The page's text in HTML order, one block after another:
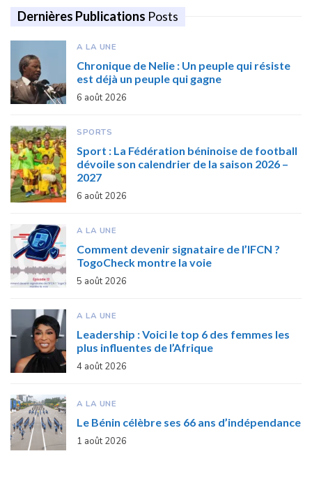
Dernières Publications Posts
A LA UNE
Chronique de Nelie : Un peuple qui résiste
est déjà un peuple qui gagne
6 août 2026
SPORTS
Sport : La Fédération béninoise de football
dévoile son calendrier de la saison 2026 –
2027
6 août 2026
A LA UNE
Comment devenir signataire de l’IFCN ?
TogoCheck montre la voie
5 août 2026
A LA UNE
Leadership : Voici le top 6 des femmes les
plus influentes de l’Afrique
4 août 2026
A LA UNE
Le Bénin célèbre ses 66 ans d’indépendance
1 août 2026